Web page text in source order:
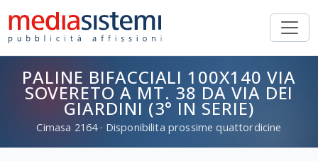
PALINE BIFACCIALI 100X140 VIA
SOVERETO A MT. 38 DA VIA DEI
GIARDINI (3° IN SERIE)
Cimasa 2164· Disponibilita prossime quattordicine